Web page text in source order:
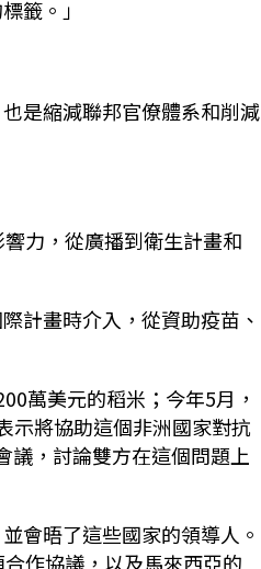
籤。」
是縮減聯邦官僚體系和削減
力，從廣播到衛生計畫和
計畫時介入，從資助疫苗、
萬美元的稻米；今年5月，
示將協助這個非洲國家對抗
議，討論雙方在這個問題上
會晤了這些國家的領導人。
作協議，以及馬來西亞的